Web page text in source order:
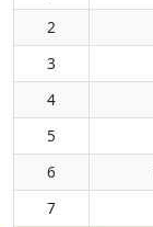
2
3
4
5
6
7